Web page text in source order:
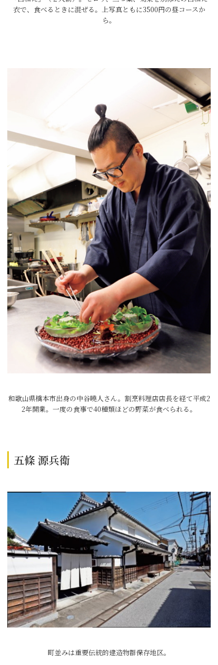
衣で、食べるときに混ぜる。上写真ともに3500円の昼コースか
ら。
和歌山県橋本市出身の中谷曉人さん。割烹料理店店長を経て平成2
2年開業。一度の食事で40種類ほどの野菜が食べられる。
五條 源兵衛
町並みは重要伝統的建造物群保存地区。